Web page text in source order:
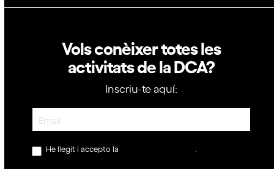
Vols conèixer totes les
activitats de la DCA?
Inscriu-te aquí:
Newsletter
He llegit i accepto la